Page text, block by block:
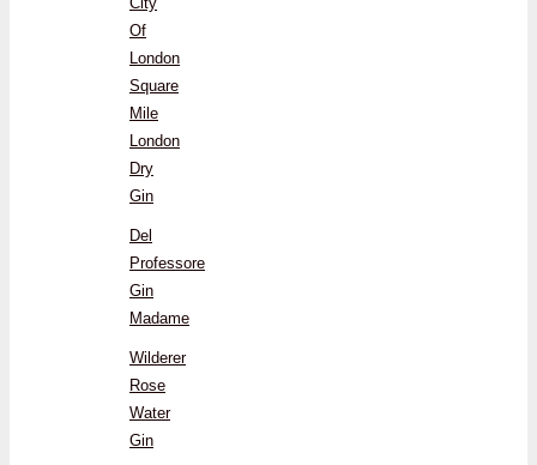
Of
London
Square
Mile
London
Dry
Gin
Del
Professore
Gin
Madame
Wilderer
Rose
Water
Gin